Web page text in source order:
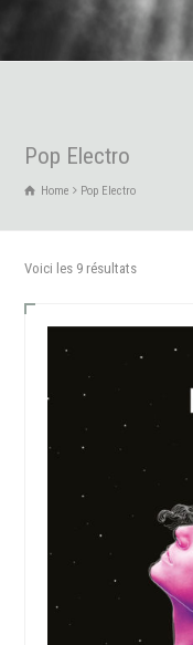
Pop Electro
Home Pop Electro
Voici les 9 résultats